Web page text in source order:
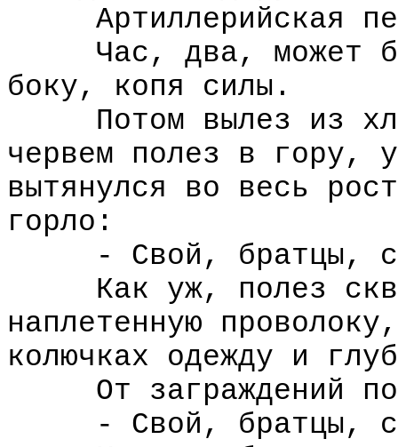
Артиллерийская
Час, два, может
боку, копя силы.
Потом вылез из
червем полез в гору,
вытянулся во весь
горло:
- Свой, братцы,
Как уж, полез
наплетенную
колючках одежду и
От заграждений
- Свой, братцы,